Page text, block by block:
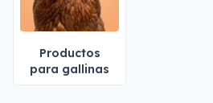
Productos
para gallinas